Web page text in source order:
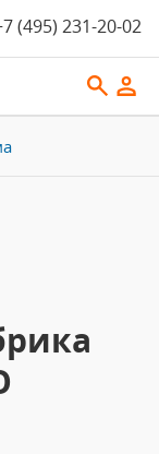
(495) 231-20-02